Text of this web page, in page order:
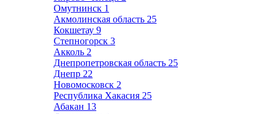
Омутнинск 1
Акмолинская область 25
Кокшетау 9
Степногорск 3
Акколь 2
Днепропетровская область 25
Днепр 22
Новомосковск 2
Республика Хакасия 25
Абакан 13